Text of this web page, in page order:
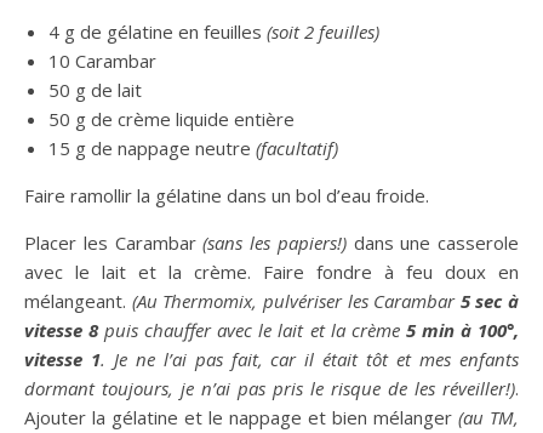
4 g de gélatine en feuilles (soit 2 feuilles)
10 Carambar
50 g de lait
50 g de crème liquide entière
15 g de nappage neutre (facultatif)
Faire ramollir la gélatine dans un bol d’eau froide.
Placer les Carambar(sans les papiers!)dans une casserole
avec le lait et la crème. Faire fondre à feu doux en
mélangeant. (Au Thermomix, pulvériser les Carambar 5 sec à
vitesse 8puis chauffer avec le lait et la crème 5 min à 100°,
vitesse 1. Je ne l’ai pas fait, car il était tôt et mes enfants
dormant toujours, je n’ai pas pris le risque de les réveiller!).
Ajouter la gélatine et le nappage et bien mélanger (au TM,